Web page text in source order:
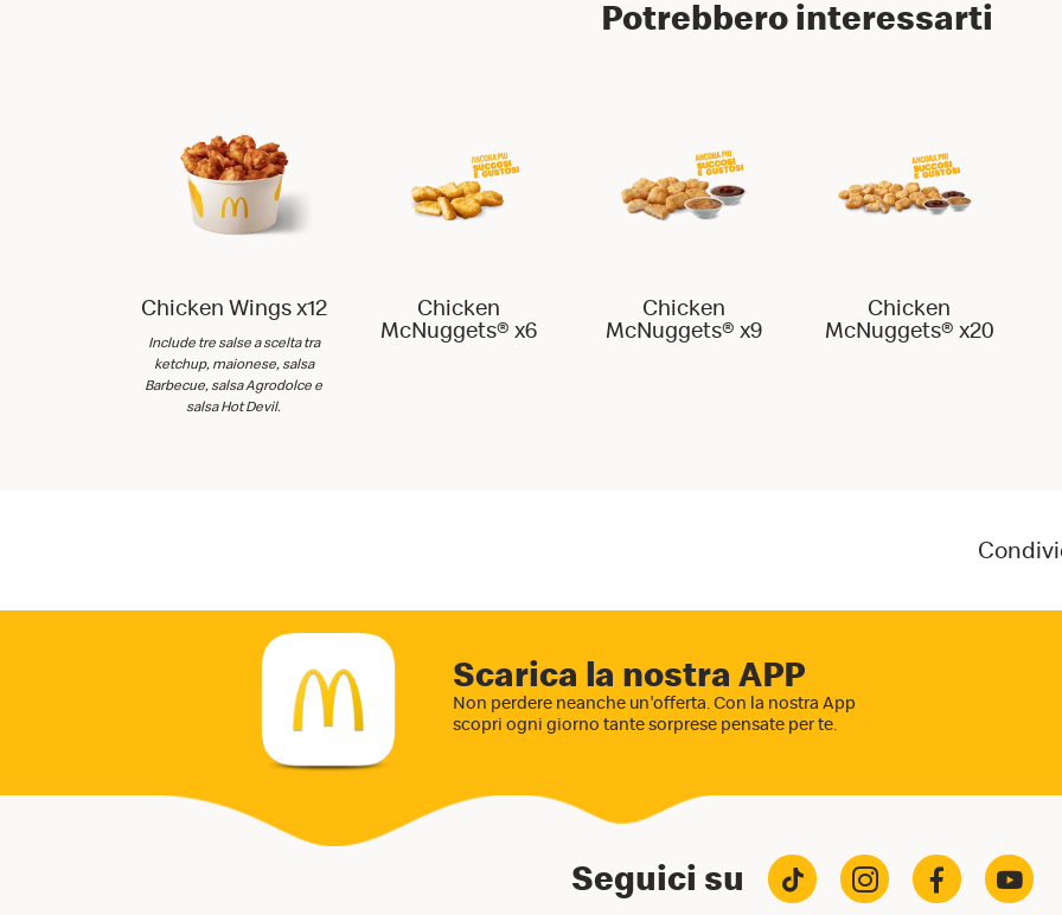
Potrebbero interessarti
Chicken Wings x12
Include tre salse a scelta tra
ketchup, maionese, salsa
Barbecue, salsa Agrodolce e
salsa Hot Devil.
Chicken
McNuggets® x6
Chicken
McNuggets® x9
Chicken
McNuggets® x20
Scarica la nostra APP
Non perdere neanche un'offerta. Con la nostra App
scopri ogni giorno tante sorprese pensate per te.
Seguici su